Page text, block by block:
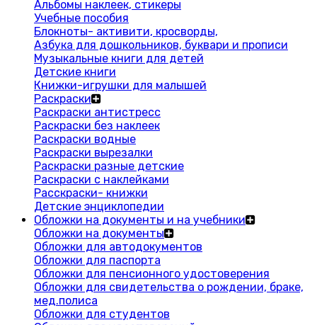
Альбомы наклеек, стикеры
Учебные пособия
Блокноты- активити, кросворды,
Азбука для дошкольников, буквари и прописи
Музыкальные книги для детей
Детские книги
Книжки-игрушки для малышей
Раскраски
Раскраски антистресс
Раскраски без наклеек
Раскраски водные
Раскраски вырезалки
Раскраски разные детские
Раскраски с наклейками
Расскраски- книжки
Детские энциклопедии
Обложки на документы и на учебники
Обложки на документы
Обложки для автодокументов
Обложки для паспорта
Обложки для пенсионного удостоверения
Обложки для свидетельства о рождении, браке,
мед.полиса
Обложки для студентов